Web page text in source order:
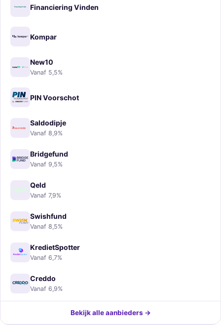
Financiering Vinden
Kompar
New10
Vanaf 5,5%
PIN Voorschot
Saldodipje
Vanaf 8,9%
Bridgefund
Vanaf 9,5%
Qeld
Vanaf 7,9%
Swishfund
Vanaf 8,5%
KredietSpotter
Vanaf 6,7%
Creddo
Vanaf 6,9%
Bekijk alle aanbieders →